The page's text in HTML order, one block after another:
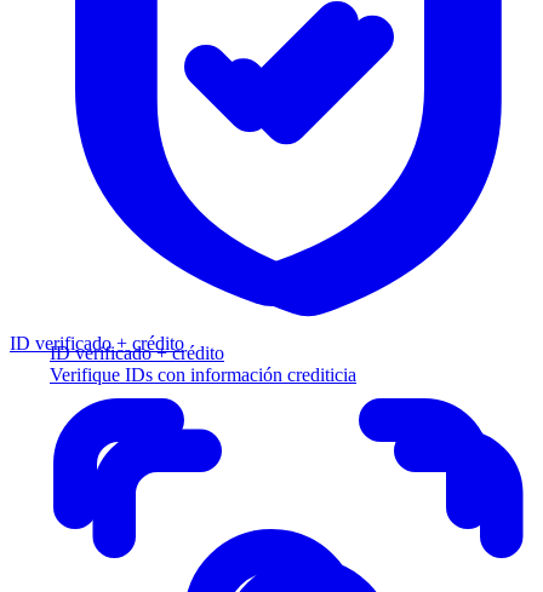
ID verificado + crédito
Verifique IDs con información crediticia
ID verificado + crédito